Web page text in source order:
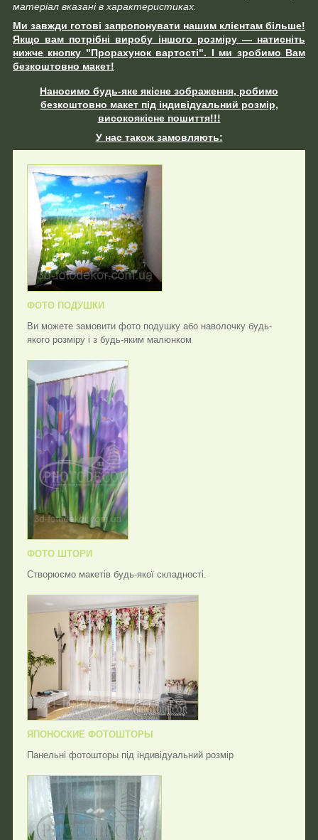
матеріал вказані в характеристиках.
Ми завжди готові запропонувати нашим клієнтам більше!
Якщо вам потрібні виробу іншого розміру ― натисніть
нижче кнопку "Прорахунок вартості". І ми зробимо Вам
безкоштовно макет!
Наносимо будь-яке якісне зображення, робимо
безкоштовно макет під індивідуальний розмір,
високоякісне пошиття!!!
У нас також замовляють:
ФОТО ПОДУШКИ
Ви можете замовити фото подушку або наволочку будь-
якого розміру і з будь-яким малюнком
ФОТО ШТОРИ
Створюємо макетів будь-якої складності.
ЯПОНОСКИЕ ФОТОШТОРЫ
Панельні фотошторы під індивідуальний розмір